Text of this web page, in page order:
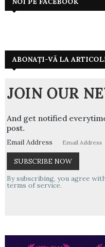
ABONAȚI-VĂ LA
JOIN OUR
And get notified
post.
Email Address
By subscribing, you agree
terms of service.